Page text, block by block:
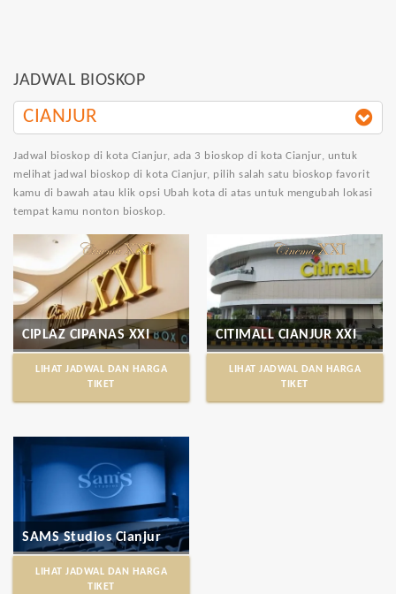
JADWAL BIOSKOP
CIANJUR
Jadwal bioskop di kota Cianjur, ada 3 bioskop di kota Cianjur, untuk
melihat jadwal bioskop di kota Cianjur, pilih salah satu bioskop favorit
kamu di bawah atau klik opsi Ubah kota di atas untuk mengubah lokasi
tempat kamu nonton bioskop.
CIPLAZ CIPANAS XXI
LIHAT JADWAL DAN HARGA
TIKET
CITIMALL CIANJUR XXI
LIHAT JADWAL DAN HARGA
TIKET
SAMS Studios Cianjur
LIHAT JADWAL DAN HARGA
TIKET